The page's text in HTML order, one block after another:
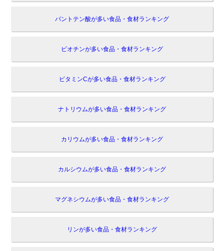
パントテン酸が多い食品・食材ランキング
ビオチンが多い食品・食材ランキング
ビタミンCが多い食品・食材ランキング
ナトリウムが多い食品・食材ランキング
カリウムが多い食品・食材ランキング
カルシウムが多い食品・食材ランキング
マグネシウムが多い食品・食材ランキング
リンが多い食品・食材ランキング